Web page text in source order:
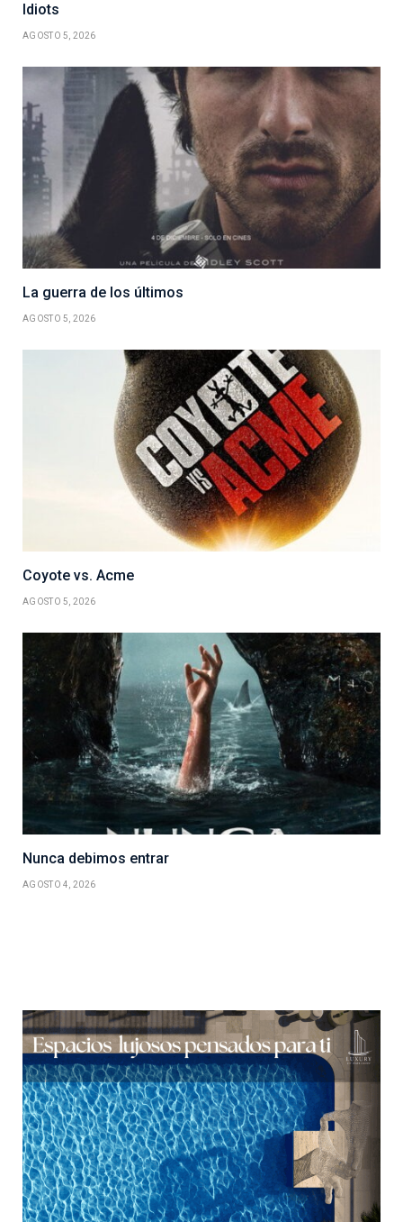
Idiots
AGOSTO 5, 2026
La guerra de los últimos
AGOSTO 5, 2026
Coyote vs. Acme
AGOSTO 5, 2026
Nunca debimos entrar
AGOSTO 4, 2026